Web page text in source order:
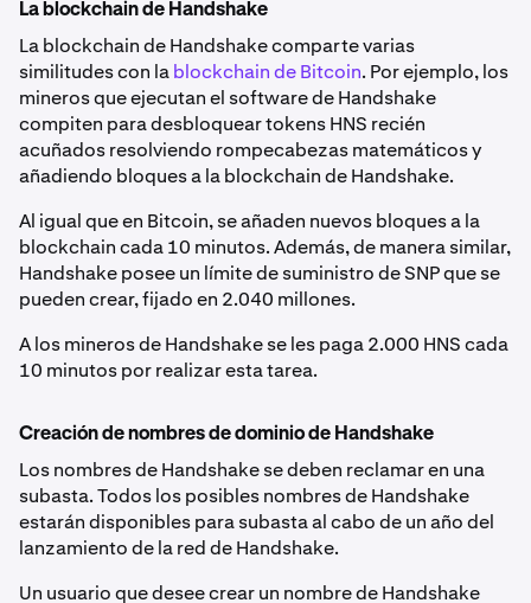
La blockchain de Handshake
La blockchain de Handshake comparte varias
similitudes con lablockchain de Bitcoin. Por ejemplo, los
mineros que ejecutan el software de Handshake
compiten para desbloquear tokens HNS recién
acuñados resolviendo rompecabezas matemáticos y
añadiendo bloques a la blockchain de Handshake.
Al igual que en Bitcoin, se añaden nuevos bloques a la
blockchain cada 10 minutos. Además, de manera similar,
Handshake posee un límite de suministro de SNP que se
pueden crear, fijado en 2.040 millones.
A los mineros de Handshake se les paga 2.000 HNS cada
10 minutos por realizar esta tarea.
Creación de nombres de dominio de Handshake
Los nombres de Handshake se deben reclamar en una
subasta. Todos los posibles nombres de Handshake
estarán disponibles para subasta al cabo de un año del
lanzamiento de la red de Handshake.
Un usuario que desee crear un nombre de Handshake